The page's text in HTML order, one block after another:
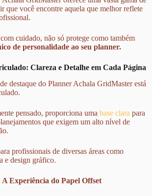
que você encontre aquela que melhor reflete
cuidado, não só protege como também
de personalidade ao seu planner.
Clareza e Detalhe em Cada Página
destaque do Planner Achala GridMaster está
pensado, proporciona uma base clara para
que exigem um alto nível de
profissionais de diversas áreas como
e design gráfico.
Experiência do Papel Offset